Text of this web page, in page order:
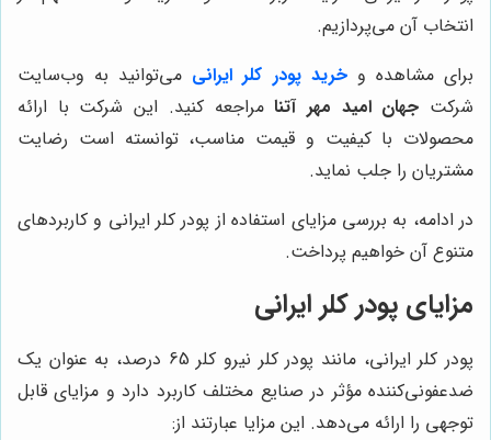
انتخاب آن می‌پردازیم.
برای مشاهده وخرید پودر کلر ایرانی می‌توانید به وب‌سایت
شرکت جهان امید مهر آتنامراجعه کنید. این شرکت با ارائه
محصولات با کیفیت و قیمت مناسب، توانسته است رضایت
مشتریان را جلب نماید.
در ادامه، به بررسی مزایای استفاده از پودر کلر ایرانی و کاربردهای
متنوع آن خواهیم پرداخت.
مزایای پودر کلر ایرانی
پودر کلر ایرانی، مانند پودر کلر نیرو کلر 65 درصد، به عنوان یک
ضدعفونی‌کننده مؤثر در صنایع مختلف کاربرد دارد و مزایای قابل
توجهی را ارائه می‌دهد. این مزایا عبارتند از: